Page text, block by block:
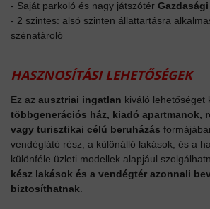
- Saját parkoló és nagy játszótér
- 2 szintes: alsó szinten állattartásra
szénatároló
HASZNOSÍTÁSI LEHETŐSÉGEK
Ez az ausztriai ingatlan kiváló lehetőséget
többgenerációs ház, kiadó apartmanok,
vagy turisztikai célú beruházás
vendéglátó rész, a különálló lakások, és a
különféle üzleti modellek alapjául
kész lakások és a vendégtér azonnali
biztosíthatnak